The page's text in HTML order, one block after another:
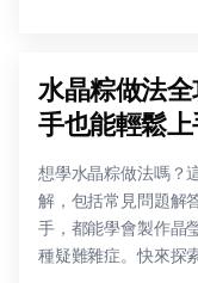
水晶粽做法
手也能輕鬆
想學水晶粽做法嗎？
解，包括常見問題解
手，都能學會製作晶
種疑難雜症。快來探